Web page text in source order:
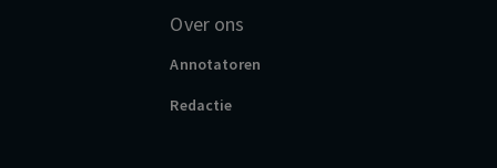
Over ons
Annotatoren
Redactie